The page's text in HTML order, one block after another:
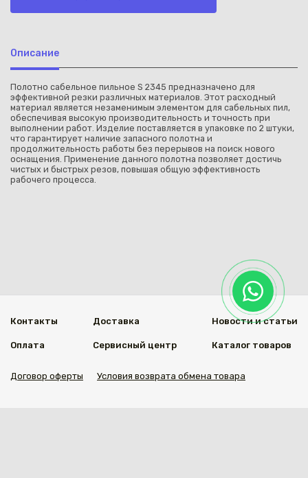
Описание
Полотно сабельное пильное S 2345 предназначено для
эффективной резки различных материалов. Этот расходный
материал является незаменимым элементом для сабельных пил,
обеспечивая высокую производительность и точность при
выполнении работ. Изделие поставляется в упаковке по 2 штуки,
что гарантирует наличие запасного полотна и
продолжительность работы без перерывов на поиск нового
оснащения. Применение данного полотна позволяет достичь
чистых и быстрых резов, повышая общую эффективность
рабочего процесса.
Контакты
Оплата
Доставка
Сервисный центр
Новости и статьи
Каталог товаров
Договор оферты Условия возврата обмена товара